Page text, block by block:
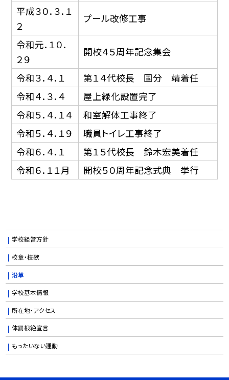
平成３０．３．１
２
プール改修工事
令和元．１０．
２９
開校４５周年記念集会
令和３．４．１
第１４代校長 国分 靖着任
令和４．３．４
屋上緑化設置完了
令和５．４．１４
和室解体工事終了
令和５．４．１９
職員トイレ工事終了
令和６．４．１
第１５代校長 鈴木宏美着任
令和６．１１月
開校５０周年記念式典 挙行
学校経営方針
校章・校歌
沿革
学校基本情報
所在地・アクセス
体罰根絶宣言
もったいない運動